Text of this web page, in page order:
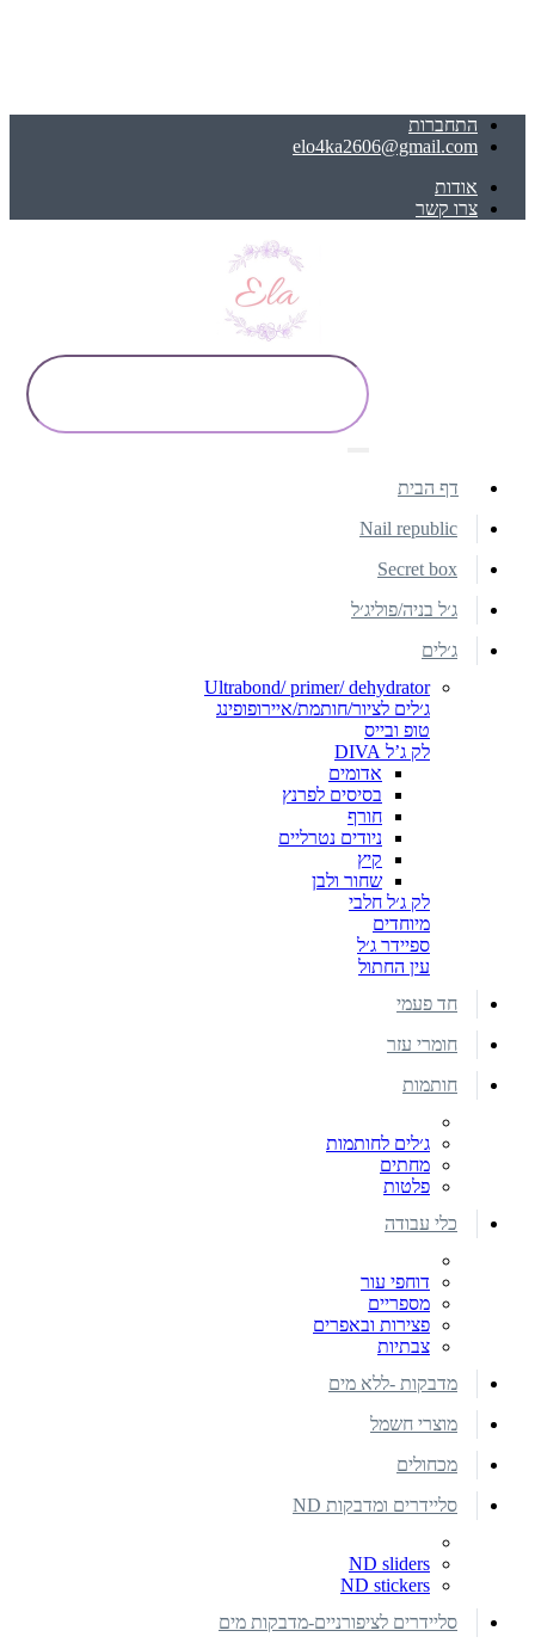
התחברות
elo4ka2606@gmail.com
אודות
צרו קשר
דף הבית
Nail republic
Secret box
ג׳ל בניה/פוליג׳ל
ג׳לים
Ultrabond/ primer/ dehydrator
ג׳לים לציור/חותמת/איירופופינג
טופ ובייס
לק ג’ל DIVA
אדומים
בסיסים לפרנץ
חורף
ניודים נטרליים
קיץ
שחור ולבן
לק ג׳ל חלבי
מיוחדים
ספיידר ג׳ל
עין החתול
חד פעמי
חומרי עזר
חותמות
ג׳לים לחותמות
מחתים
פלטות
כלי עבודה
דוחפי עור
מספריים
פצירות ובאפרים
צבתיות
מדבקות -ללא מים
מוצרי חשמל
מכחולים
סליידרים ומדבקות ND
ND sliders
ND stickers
סליידרים לציפורניים-מדבקות מים